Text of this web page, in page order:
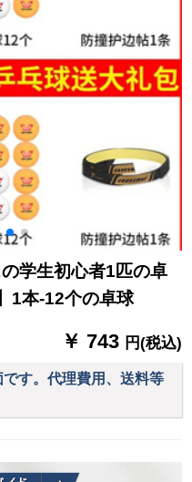
学生初心者1匹の卓
1本-12个の卓球
￥ 743 円(税込)
す。代理費用、送料等